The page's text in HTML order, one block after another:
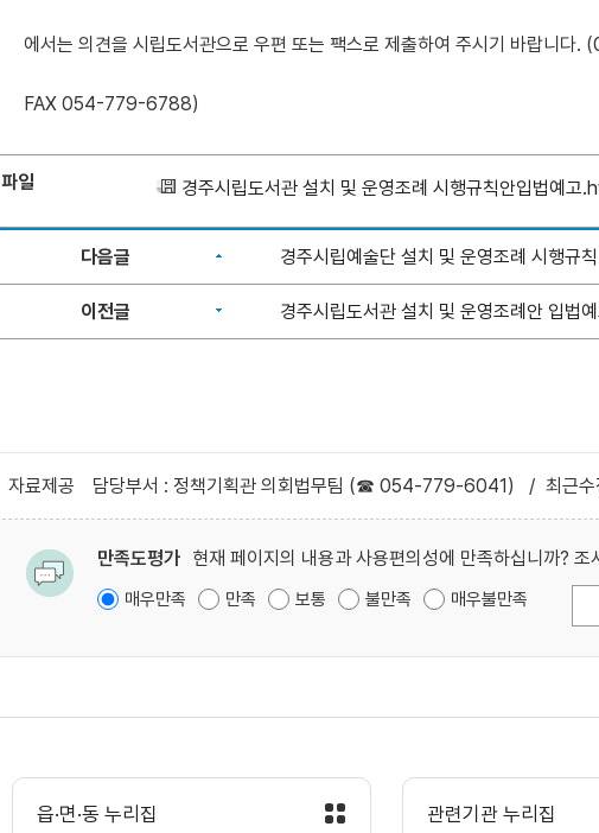
에서는 의견을 시립도서관으로 우편 또는 팩스로 제출하여 주시기 바랍니
FAX 054-779-6788)
파일 경주시립도서관 설치 및 운영조례 시행규칙안입법예고
다음글 경주시립예술단 설치 및 운영조례 시행규
이전글 경주시립도서관 설치 및 운영조례안 입법
자료제공 담당부서 : 정책기획관 의회법무팀 (☎ 054-779-6041) / 최근
만족도평가 현재 페이지의 내용과 사용편의성에 만족하십니까?
매우만족 만족 보통 불만족 매우불만족
읍·면·동 누리집 관련기관 누리집